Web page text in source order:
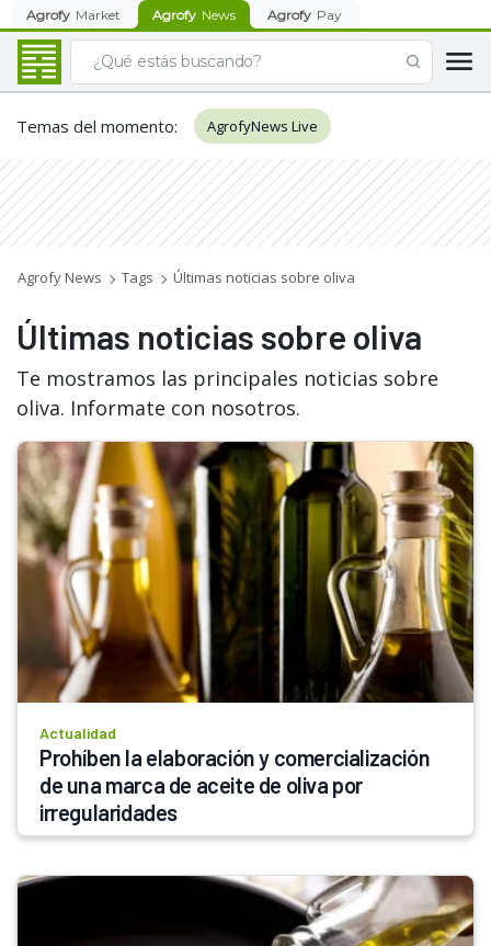
Agrofy Market Agrofy News Agrofy Pay
Temas del momento: AgrofyNews Live
Agrofy News Tags Últimas noticias sobre oliva
Últimas noticias sobre oliva
Te mostramos las principales noticias sobre
oliva. Informate con nosotros.
Actualidad
Prohíben la elaboración y comercialización
de una marca de aceite de oliva por